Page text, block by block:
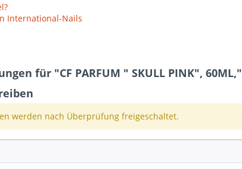
International-Nails
für "CF PARFUM " SKULL PINK", 60ML,"
werden nach Überprüfung freigeschaltet.